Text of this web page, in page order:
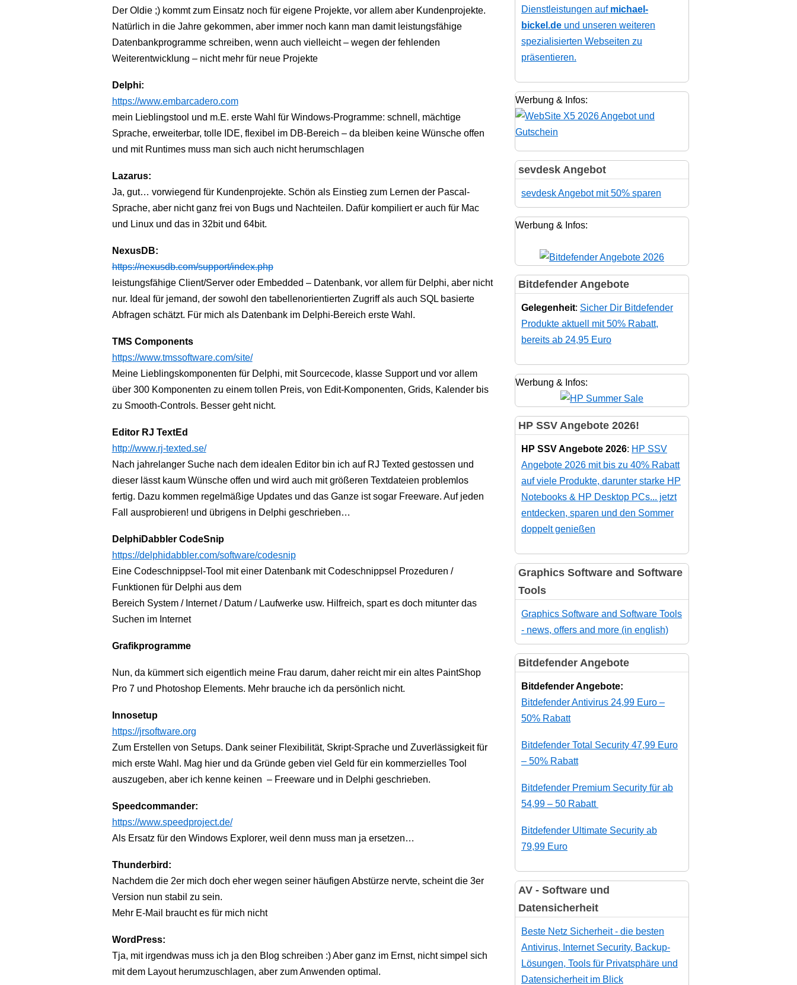
Der Oldie ;) kommt zum Einsatz noch für eigene Projekte, vor allem aber Kundenprojekte.
Natürlich in die Jahre gekommen, aber immer noch kann man damit leistungsfähige
Datenbankprogramme schreiben, wenn auch vielleicht – wegen der fehlenden
Weiterentwicklung – nicht mehr für neue Projekte
Delphi:
https://www.embarcadero.com
mein Lieblingstool und m.E. erste Wahl für Windows-Programme: schnell, mächtige
Sprache, erweiterbar, tolle IDE, flexibel im DB-Bereich – da bleiben keine Wünsche offen
und mit Runtimes muss man sich auch nicht herumschlagen
Lazarus:
Ja, gut… vorwiegend für Kundenprojekte. Schön als Einstieg zum Lernen der Pascal-
Sprache, aber nicht ganz frei von Bugs und Nachteilen. Dafür kompiliert er auch für Mac
und Linux und das in 32bit und 64bit.
NexusDB:
https://nexusdb.com/support/index.php
leistungsfähige Client/Server oder Embedded – Datenbank, vor allem für Delphi, aber nicht
nur. Ideal für jemand, der sowohl den tabellenorientierten Zugriff als auch SQL basierte
Abfragen schätzt. Für mich als Datenbank im Delphi-Bereich erste Wahl.
TMS Components
https://www.tmssoftware.com/site/
Meine Lieblingskomponenten für Delphi, mit Sourcecode, klasse Support und vor allem
über 300 Komponenten zu einem tollen Preis, von Edit-Komponenten, Grids, Kalender bis
zu Smooth-Controls. Besser geht nicht.
Editor RJ TextEd
http://www.rj-texted.se/
Nach jahrelanger Suche nach dem idealen Editor bin ich auf RJ Texted gestossen und
dieser lässt kaum Wünsche offen und wird auch mit größeren Textdateien problemlos
fertig. Dazu kommen regelmäßige Updates und das Ganze ist sogar Freeware. Auf jeden
Fall ausprobieren! und übrigens in Delphi geschrieben…
DelphiDabbler CodeSnip
https://delphidabbler.com/software/codesnip
Eine Codeschnippsel-Tool mit einer Datenbank mit Codeschnippsel Prozeduren /
Funktionen für Delphi aus dem
Bereich System / Internet / Datum / Laufwerke usw. Hilfreich, spart es doch mitunter das
Suchen im Internet
Grafikprogramme
Nun, da kümmert sich eigentlich meine Frau darum, daher reicht mir ein altes PaintShop
Pro 7 und Photoshop Elements. Mehr brauche ich da persönlich nicht.
Innosetup
https://jrsoftware.org
Zum Erstellen von Setups. Dank seiner Flexibilität, Skript-Sprache und Zuverlässigkeit für
mich erste Wahl. Mag hier und da Gründe geben viel Geld für ein kommerzielles Tool
auszugeben, aber ich kenne keinen – Freeware und in Delphi geschrieben.
Speedcommander:
https://www.speedproject.de/
Als Ersatz für den Windows Explorer, weil denn muss man ja ersetzen…
Thunderbird:
Nachdem die 2er mich doch eher wegen seiner häufigen Abstürze nervte, scheint die 3er
Version nun stabil zu sein.
Mehr E-Mail braucht es für mich nicht
WordPress:
Tja, mit irgendwas muss ich ja den Blog schreiben :) Aber ganz im Ernst, nicht simpel sich
mit dem Layout herumzuschlagen, aber zum Anwenden optimal.
Dienstleistungen auf michael-
bickel.de und unseren weiteren
spezialisierten Webseiten zu
präsentieren.
Werbung & Infos:
sevdesk Angebot
sevdesk Angebot mit 50% sparen
Werbung & Infos:
Bitdefender Angebote
Gelegenheit: Sicher Dir Bitdefender
Produkte aktuell mit 50% Rabatt,
bereits ab 24,95 Euro
Werbung & Infos:
HP SSV Angebote 2026!
HP SSV Angebote 2026: HP SSV
Angebote 2026 mit bis zu 40% Rabatt
auf viele Produkte, darunter starke HP
Notebooks & HP Desktop PCs... jetzt
entdecken, sparen und den Sommer
doppelt genießen
Graphics Software and Software
Tools
Graphics Software and Software Tools
- news, offers and more (in english)
Bitdefender Angebote
Bitdefender Angebote:
Bitdefender Antivirus 24,99 Euro –
50% Rabatt
Bitdefender Total Security 47,99 Euro
– 50% Rabatt
Bitdefender Premium Security für ab
54,99 – 50 Rabatt
Bitdefender Ultimate Security ab
79,99 Euro
AV - Software und
Datensicherheit
Beste Netz Sicherheit - die besten
Antivirus, Internet Security, Backup-
Lösungen, Tools für Privatsphäre und
Datensicherheit im Blick